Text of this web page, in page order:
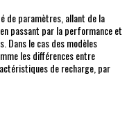
de paramètres, allant de la
passant par la performance et
Dans le cas des modèles
les différences entre
de recharge, par